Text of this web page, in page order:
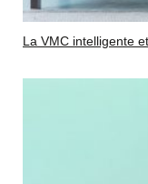
La VMC intelligente